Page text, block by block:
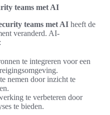
teams met AI
teams met AI heeft de
veranderd. AI-
te integreren voor een
nemen door inzicht te
te verbeteren door
te bieden.